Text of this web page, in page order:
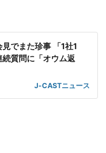
でまた珍事 「1社1
続質問に「オウム返
J-CASTニュース